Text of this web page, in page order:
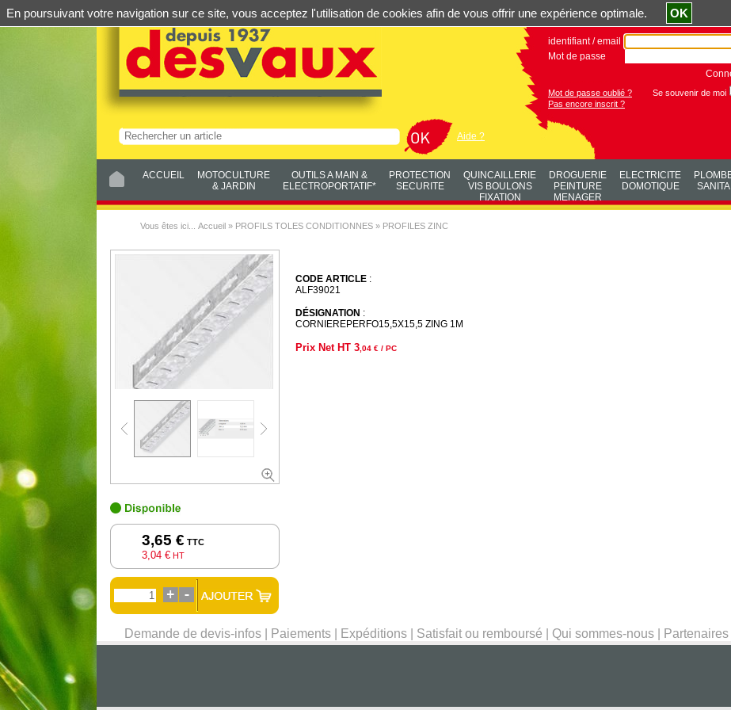
Aide ?
identifiant / email
Mot de passe
Mot de passe oublié ?
Se souvenir de moi
Pas encore inscrit ?
ACCUEIL
MOTOCULTURE
& JARDIN
OUTILS A MAIN &
ELECTROPORTATIF*
PROTECTION
SECURITE
QUINCAILLERIE
VIS BOULONS
FIXATION
DROGUERIE
PEINTURE
MENAGER
ELECTRICITE
DOMOTIQUE
Vous êtes ici... Accueil » PROFILS TOLES CONDITIONNES » PROFILES ZINC
3,65 € TTC
3,04 € HT
CODE ARTICLE :
ALF39021
DÉSIGNATION :
CORNIEREPERFO15,5X15,5 ZING 1M
Prix Net HT 3 ,04 € / PC
Demande de devis-infos Paiements Expéditions Satisfait ou remboursé Qui sommes-nous Partenaires
En poursuivant votre navigation sur ce site, vous acceptez l'utilisation de cookies afin de vous offrir une expérience optimale. OK